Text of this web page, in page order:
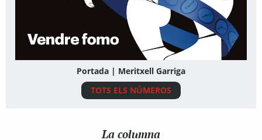
Portada | Meritxell Garriga
TOTS ELS NÚMEROS
La columna